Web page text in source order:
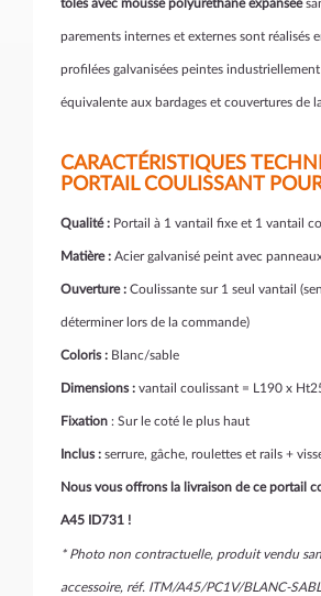
tôlés avec mousse polyuréthane expansée
parements internes et externes sont réalisés
profilées galvanisées peintes
équivalente aux bardages et couvertures de
CARACTÉRISTIQUES
PORTAIL COULISSANT
Qualité : Portail à 1 vantail fixe et 1 vantail
Matière : Acier galvanisé peint avec
Ouverture : Coulissante sur 1 seul vantail
déterminer lors de la commande)
Coloris : Blanc/sable
Dimensions : vantail coulissant = L190 x
Fixation : Sur le coté le plus haut
Inclus : serrure, gâche, roulettes et rails +
Nous vous offrons la livraison de ce portail
A45 ID731 !
* Photo non contractuelle, produit vendu
accessoire, réf. ITM/A45/PC1V/BLANC-